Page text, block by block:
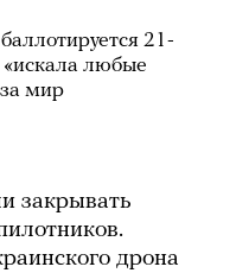
21-
любые
мир
закрывать
дрона